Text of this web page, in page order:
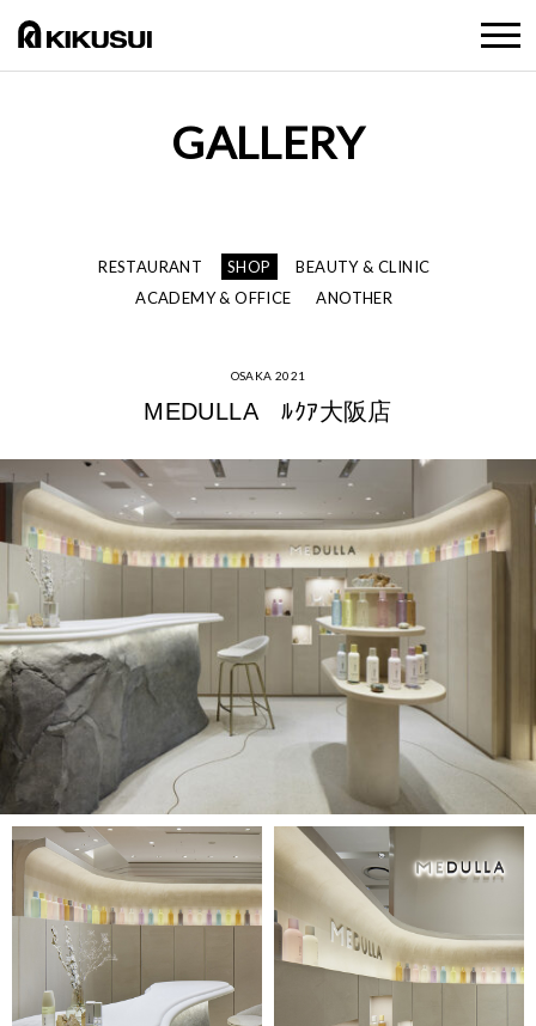
GALLERY
RESTAURANT SHOP
BEAUTY & CLINIC
ACADEMY & OFFICE
ANOTHER
OSAKA 2021
MEDULLA ﾙｸｱ大阪店